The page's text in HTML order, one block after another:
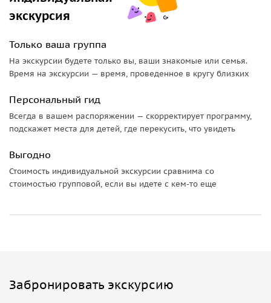
экскурсия
Только ваша группа
На экскурсии будете только вы, ваши знакомые или семья.
Время на экскурсии — время, проведенное в кругу близких
Персональный гид
Всегда в вашем распоряжении — скорректирует программу,
подскажет места для детей, где перекусить, что увидеть
Выгодно
Стоимость индивидуальной экскурсии сравнима со
стоимостью групповой, если вы идете с кем-то еще
Забронировать экскурсию